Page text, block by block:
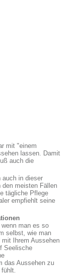
mit "einem
lassen. Damit
auch die
auch in dieser
den meisten Fällen
tägliche Pflege
empfiehlt seine
man es so
selbst, wie man
Ihrem Aussehen
Seelische
das Aussehen zu